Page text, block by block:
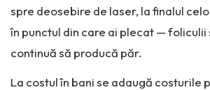
spre deosebire de laser, la finalul
în punctul din care ai plecat — foliculii
continuă să producă păr.
La costul în bani se adaugă costurile